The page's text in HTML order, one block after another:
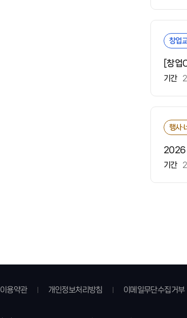
창업
[창업
기간
행사·
2026
기간
이용약관 개인정보처리방침 이메일무단수집거부